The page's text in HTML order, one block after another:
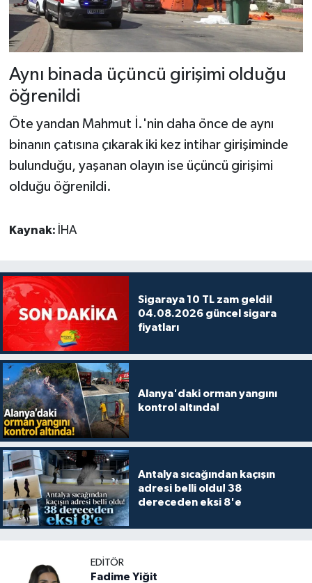
Aynı binada üçüncü girişimi olduğu
öğrenildi
Öte yandan Mahmut İ.'nin daha önce de aynı
binanın çatısına çıkarak iki kez intihar girişiminde
bulunduğu, yaşanan olayın ise üçüncü girişimi
olduğu öğrenildi.
Kaynak: İHA
Sigaraya 10 TL zam geldi!
04.08.2026 güncel sigara
fiyatları
Alanya'daki orman yangını
kontrol altında!
Antalya sıcağından kaçışın
adresi belli oldu! 38
dereceden eksi 8'e
EDITÖR
Fadime Yiğit